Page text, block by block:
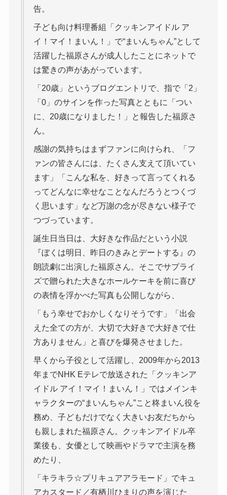
告。
子ども向け料理番組「クッキンアイドル ア
イ！マイ！まいん！」で“まいんちゃん”として
活躍した福原さんが成人したことにネットで
は驚きの声があがっています。
「20歳」というブログエントリで、指で「2」
「0」のサインを作った写真とともに「つい
に、20歳になりました！」と報告した福原さ
ん。
感謝の気持ちはまずファンに向けられ、「フ
ァンの皆さんには、たくさん支えて頂いてい
ます」「こんな私を、好きって言ってくれる
ってどんなに幸せなことなんだろうとつくづ
く思います」など万謝の念が尽きない様子で
つづっています。
誕生日当日は、大好きな作品だという小説
『ぼくは明日、昨日のきみとデートする』の
朗読劇に出演した福原さん。そこでサプライ
ズで贈られた大きなホールケーキを前に喜び
の表情を浮かべた写真も公開しながら、
「もう幸せでおかしくなりそうです」「出会
えた全ての方が、大切で大好きで大好きで仕
方ありません」と喜びを爆発させました。
早くから子役として活躍し、2009年から2013
年までNHK Eテレで放送された「クッキンア
イドル アイ！マイ！まいん！」ではメインキ
ャラクターの“まいんちゃん”こと柊まいん役を
務め、子どもだけでなく大きいお友だちから
も親しまれた福原さん。クッキンアイドル卒
業後も、女優として映画やドラマで主演を務
めたり、
「キラキラ☆プリキュアアラモード」でキュ
アカスタード／有栖川ひまりの声を演じた